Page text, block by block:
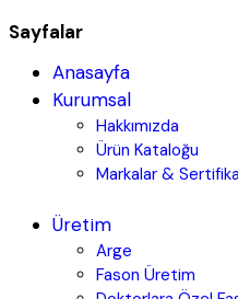
Sayfalar
Anasayfa
Kurumsal
Hakkımızda
Ürün Kataloğu
Markalar &
Üretim
Arge
Fason Üretim